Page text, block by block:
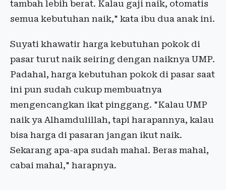
tambah lebih berat. Kalau gaji naik, otomatis
semua kebutuhan naik," kata ibu dua anak ini.
Suyati khawatir harga kebutuhan pokok di
pasar turut naik seiring dengan naiknya UMP.
Padahal, harga kebutuhan pokok di pasar saat
ini pun sudah cukup membuatnya
mengencangkan ikat pinggang. "Kalau UMP
naik ya Alhamdulillah, tapi harapannya, kalau
bisa harga di pasaran jangan ikut naik.
Sekarang apa-apa sudah mahal. Beras mahal,
cabai mahal," harapnya.